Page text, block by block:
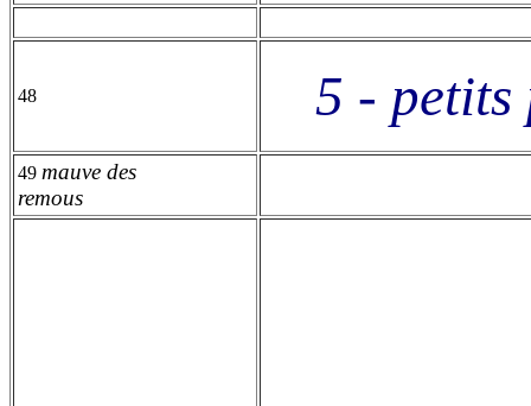
48 5 - petits
49 mauve des
remous